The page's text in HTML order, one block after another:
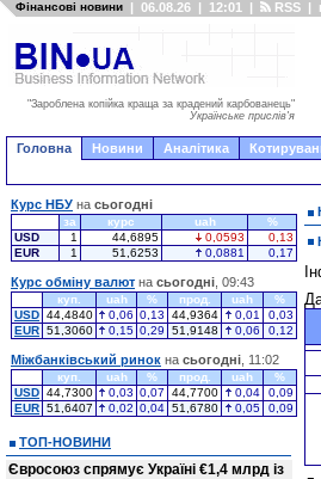
Фінансові новини | 06.08.26 | 12:01 | RSS |
"Зароблена копійка краща за крадений карбованець"
Українське прислів'я
Головна Новини Аналітика
Курс НБУ на сьогодні
за курс uah
%
USD
1 44,6895 0,0593
0,13
EUR
1 51,6253 0,0881 0,17
Курс обміну валют на сьогодні , 09:43
куп. uah % прод. uah
%
USD 44,4840 0,06 0,13 44,9364 0,01
0,03
EUR 51,3060 0,15 0,29 51,9148 0,06 0,12
Міжбанківський ринок на сьогодні , 11:02
куп. uah % прод. uah
%
USD 44,7300 0,03 0,07 44,7700 0,04
0,09
EUR 51,6407 0,02 0,04 51,6780 0,05 0,09
ТОП-НОВИНИ
Євросоюз спрямує Україні €1,4 млрд із